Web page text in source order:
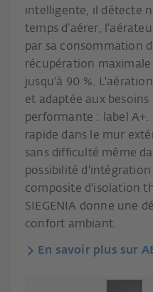
intelligente, il détecte
temps d’aérer,
par sa consommation
récupération
jusqu'à 90 %.
et adaptée aux besoins
performante : label
rapide dans le mur
sans difficulté même
possibilité d'intégration
composite d'isolation
SIEGENIA donne une
confort ambiant.
En savoir plus sur